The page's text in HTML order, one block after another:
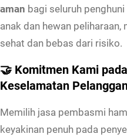
u
K
a
u
r
D
i
aman bagi seluruh
anak dan hewan
sehat dan bebas dari risiko.
🤝 Komitmen Kami
Keselamatan
Memilih jasa pembasmi
keyakinan penuh pada